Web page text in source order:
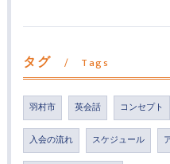
タグ Tags
羽村市 英会話 コンセプト
入会の流れ スケジュール